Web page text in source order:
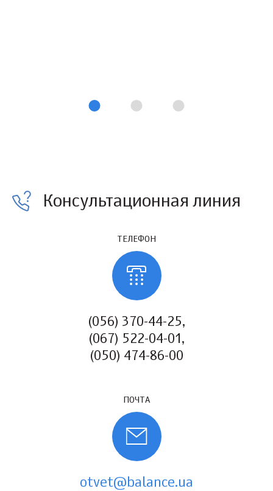
Консультационная линия
ТЕЛЕФОН
(056) 370-44-25,
(067) 522-04-01,
(050) 474-86-00
ПОЧТА
otvet@balance.ua